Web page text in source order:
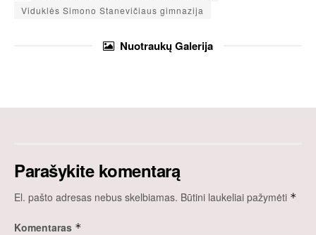
Viduklės Simono Stanevičiaus gimnazija
NuotraukųGalerija
Parašykite komentarą
El. pašto adresas nebus skelbiamas. Būtini laukeliai pažymėti *
Komentaras *